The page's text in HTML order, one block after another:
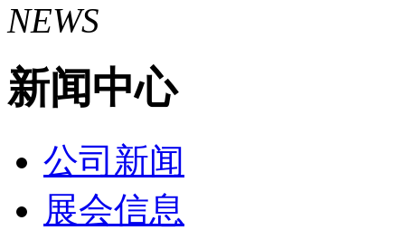
NEWS
新闻中心
公司新闻
展会信息